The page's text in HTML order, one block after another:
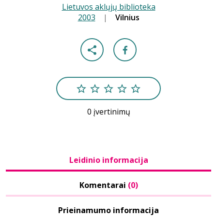
Lietuvos aklųjų biblioteka
2003 | Vilnius
0 įvertinimų
Leidinio informacija
Komentarai (0)
Prieinamumo informacija